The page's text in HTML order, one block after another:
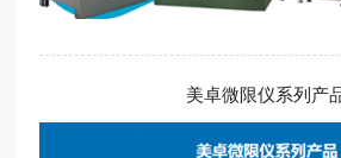
美卓微限仪系列产